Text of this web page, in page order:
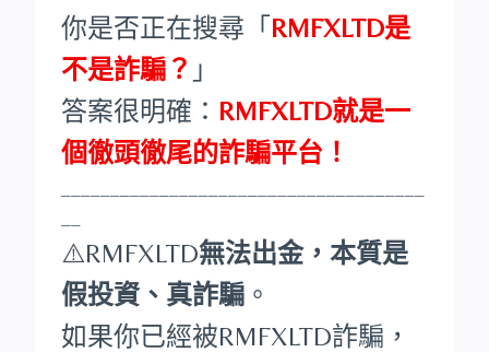
你是否正在搜尋「 RMFXLTD是
不是詐騙？ 」
答案很明確： RMFXLTD就是一
個徹頭徹尾的詐騙平台！
⚠️RMFXLTD無法出金，本質是
假投資、真詐騙 。
如果你已經被RMFXLTD詐騙，